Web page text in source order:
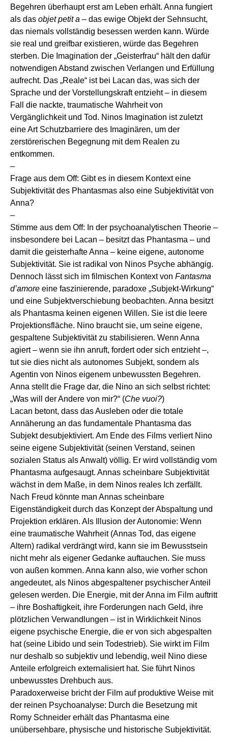
Begehren überhaupt erst am Leben erhält. Anna fungiert
als das objet petit a – das ewige Objekt der Sehnsucht,
das niemals vollständig besessen werden kann. Würde
sie real und greifbar existieren, würde das Begehren
sterben. Die Imagination der „Geisterfrau“ hält den dafür
notwendigen Abstand zwischen Verlangen und Erfüllung
aufrecht. Das „Reale“ ist bei Lacan das, was sich der
Sprache und der Vorstellungskraft entzieht – in diesem
Fall die nackte, traumatische Wahrheit von
Vergänglichkeit und Tod. Ninos Imagination ist zuletzt
eine Art Schutzbarriere des Imaginären, um der
zerstörerischen Begegnung mit dem Realen zu
entkommen.
–
Frage aus dem Off: Gibt es in diesem Kontext eine
Subjektivität des Phantasmas also eine Subjektivität von
Anna?
–
Stimme aus dem Off: In der psychoanalytischen Theorie –
insbesondere bei Lacan – besitzt das Phantasma – und
damit die geisterhafte Anna – keine eigene, autonome
Subjektivität. Sie ist radikal von Ninos Psyche abhängig.
Dennoch lässt sich im filmischen Kontext von Fantasma
d’amore eine faszinierende, paradoxe „Subjekt-Wirkung“
und eine Subjektverschiebung beobachten. Anna besitzt
als Phantasma keinen eigenen Willen. Sie ist die leere
Projektionsfläche. Nino braucht sie, um seine eigene,
gespaltene Subjektivität zu stabilisieren. Wenn Anna
agiert – wenn sie ihn anruft, fordert oder sich entzieht –,
tut sie dies nicht als autonomes Subjekt, sondern als
Agentin von Ninos eigenem unbewussten Begehren.
Anna stellt die Frage dar, die Nino an sich selbst richtet:
„Was will der Andere von mir?“ (Che vuoi?)
Lacan betont, dass das Ausleben oder die totale
Annäherung an das fundamentale Phantasma das
Subjekt desubjektiviert. Am Ende des Films verliert Nino
seine eigene Subjektivität (seinen Verstand, seinen
sozialen Status als Anwalt) völlig. Er wird vollständig vom
Phantasma aufgesaugt. Annas scheinbare Subjektivität
wächst in dem Maße, in dem Ninos reales Ich zerfällt.
Nach Freud könnte man Annas scheinbare
Eigenständigkeit durch das Konzept der Abspaltung und
Projektion erklären. Als Illusion der Autonomie: Wenn
eine traumatische Wahrheit (Annas Tod, das eigene
Altern) radikal verdrängt wird, kann sie im Bewusstsein
nicht mehr als eigener Gedanke auftauchen. Sie muss
von außen kommen. Anna kann also, wie vorher schon
angedeutet, als Ninos abgespaltener psychischer Anteil
gelesen werden. Die Energie, mit der Anna im Film auftritt
– ihre Boshaftigkeit, ihre Forderungen nach Geld, ihre
plötzlichen Verwandlungen – ist in Wirklichkeit Ninos
eigene psychische Energie, die er von sich abgespalten
hat (seine Libido und sein Todestrieb). Sie wirkt im Film
nur deshalb so subjektiv und lebendig, weil Nino diese
Anteile erfolgreich externalisiert hat. Sie führt Ninos
unbewusstes Drehbuch aus.
Paradoxerweise bricht der Film auf produktive Weise mit
der reinen Psychoanalyse: Durch die Besetzung mit
Romy Schneider erhält das Phantasma eine
unübersehbare, physische und historische Subjektivität.